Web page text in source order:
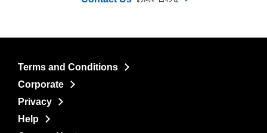
Terms and Conditions
Corporate
Privacy
Help